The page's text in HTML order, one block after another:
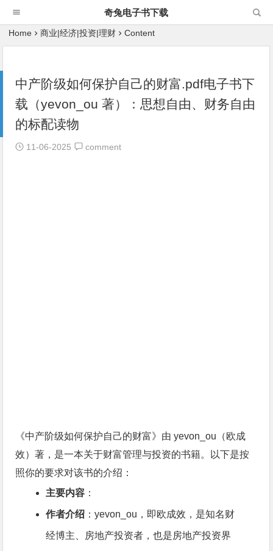
奇兔电子书下载
Home 商业|经济|投资|理财 Content
中产阶级如何保护自己的财富.pdf电子书下
载（yevon_ou 著）：思想自由、财务自由
的标配读物
11-06-2025 comment
《中产阶级如何保护自己的财富》由 yevon_ou（欧成
效）著，是一本关于财富管理与投资的书籍。以下是按
照你的要求对该书的介绍：
主要内容 ：
作者介绍 ：yevon_ou，即欧成效，是知名财
经博主、房地产投资者，也是房地产投资界